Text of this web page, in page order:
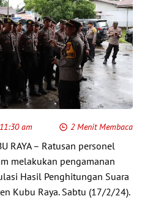
am 2 Menit Membaca
RAYA – Ratusan personel
melakukan pengamanan
Hasil Penghitungan Suara
Kubu Raya. Sabtu (17/2/24).